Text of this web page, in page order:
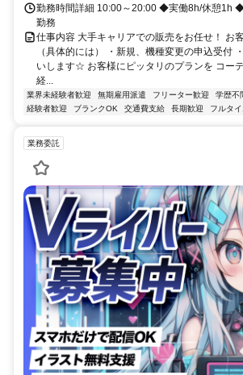
勤務時間詳細 10:00～20:00 ◆実働8h/休憩1h ◆
勤務
仕事内容 大手キャリアでの販売をお任せ！ お
（具体的には） ・新規、機種変更の申込受付
いします☆ お客様にピッタリのプランを コー
経...
業界未経験者歓迎 無期雇用派遣 フリーター歓迎 学歴不
経験者歓迎
ブランクOK 交通費支給 長期歓迎 フルタ
業務委託